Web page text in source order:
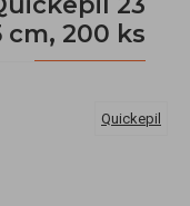
cm, 200 ks
Quickepil